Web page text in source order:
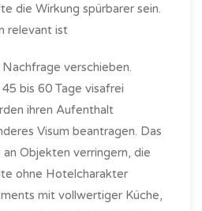
die Wirkung spürbarer sein.
relevant ist
verschieben.
bis 60 Tage visafrei
ihren Aufenthalt
Visum beantragen. Das
Objekten verringern, die
ohne Hotelcharakter
mit vollwertiger Küche,